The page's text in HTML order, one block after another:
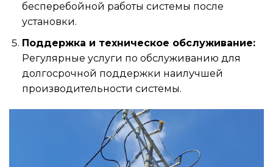
бесперебойной работы системы после
установки.
Поддержка и техническое обслуживание:
Регулярные услуги по обслуживанию для
долгосрочной поддержки наилучшей
производительности системы.